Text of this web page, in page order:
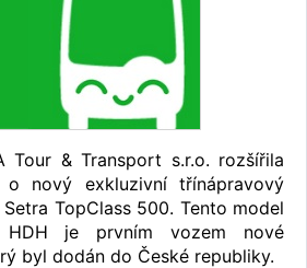
Tour & Transport s.r.o. rozšířila
nový exkluzivní třínápravový
TopClass 500. Tento model
HDH je prvním vozem nové
byl dodán do České republiky.